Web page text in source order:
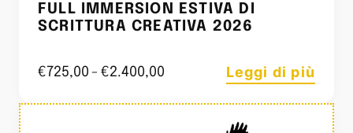
FULL IMMERSION ESTIVA DI
SCRITTURA CREATIVA 2026
€725,00 - €2.400,00 Leggi di più